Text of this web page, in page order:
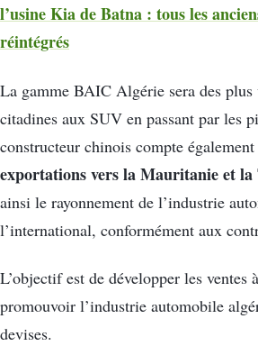
l’usine Kia de Batna : tous les
réintégrés
La gamme BAIC Algérie sera des plus
citadines aux SUV en passant par les
constructeur chinois compte
exportations vers la Mauritanie et la
ainsi le rayonnement de l’industrie
l’international, conformément aux
L’objectif est de développer les ventes
promouvoir l’industrie automobile
devises.